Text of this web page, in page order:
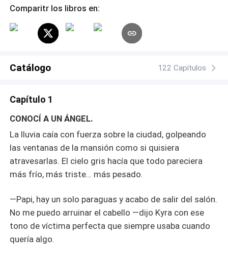
hombre cuya identidad jamás llega a conocer. A la
apenas comienzan. Su padre es arrestado por deudas y
malversación de fondos, sus ahorros desaparecen
imposibles y una familia que la abandona a su suerte.
ciudad. Noah Lancaster, un frío y temido CEO, necesita
una esposa por contrato para conservar su herencia y la
salvar a su padre y devolverle la oportunidad de estudiar.
Ahora Olivia deberá convertirse en la perfecta señora
Lancaster, fingiendo un matrimonio frente a todos
mientras intenta ocultar que su corazón late cada vez
nadie antes lo hizo. Lo que Olivia no sabe… es que Noah
recuerda nada él la recuerda perfectamente.
Comparitr los libros en:
Catálogo 122 Capítulos
Capítulo 1
CONOCÍ A UN ÁNGEL.
La lluvia caía con fuerza sobre la ciudad, golpeando
las ventanas de la mansión como si quisiera
atravesarlas. El cielo gris hacía que todo pareciera
más frío, más triste… más pesado.
—Papi, hay un solo paraguas y acabo de salir del salón.
No me puedo arruinar el cabello —dijo Kyra con ese
tono de víctima perfecta que siempre usaba cuando
quería algo.